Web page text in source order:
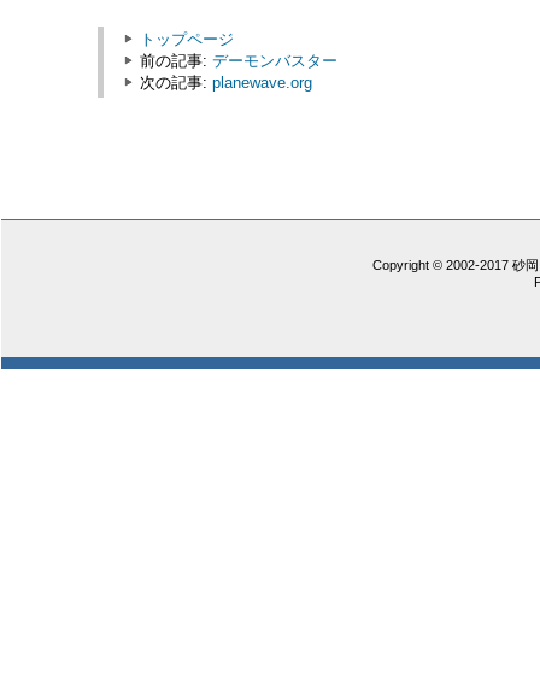
トップページ
前の記事: デーモンバスター
次の記事: planewave.org
Copyright © 2002-2017 砂